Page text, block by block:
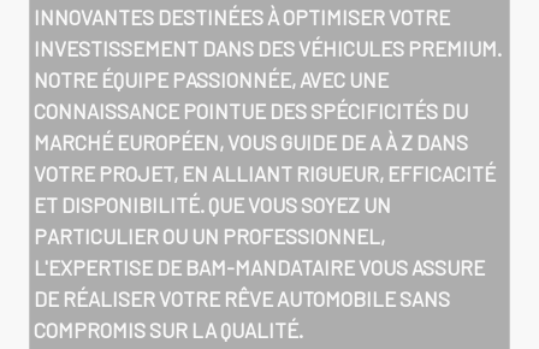
INNOVANTES DESTINÉES À OPTIMISER VOTRE
INVESTISSEMENT DANS DES VÉHICULES PREMIUM.
NOTRE ÉQUIPE PASSIONNÉE, AVEC UNE
CONNAISSANCE POINTUE DES SPÉCIFICITÉS DU
MARCHÉ EUROPÉEN, VOUS GUIDE DE A À Z DANS
VOTRE PROJET, EN ALLIANT RIGUEUR, EFFICACITÉ
ET DISPONIBILITÉ. QUE VOUS SOYEZ UN
PARTICULIER OU UN PROFESSIONNEL,
L'EXPERTISE DE BAM-MANDATAIRE VOUS ASSURE
DE RÉALISER VOTRE RÊVE AUTOMOBILE SANS
COMPROMIS SUR LA QUALITÉ.